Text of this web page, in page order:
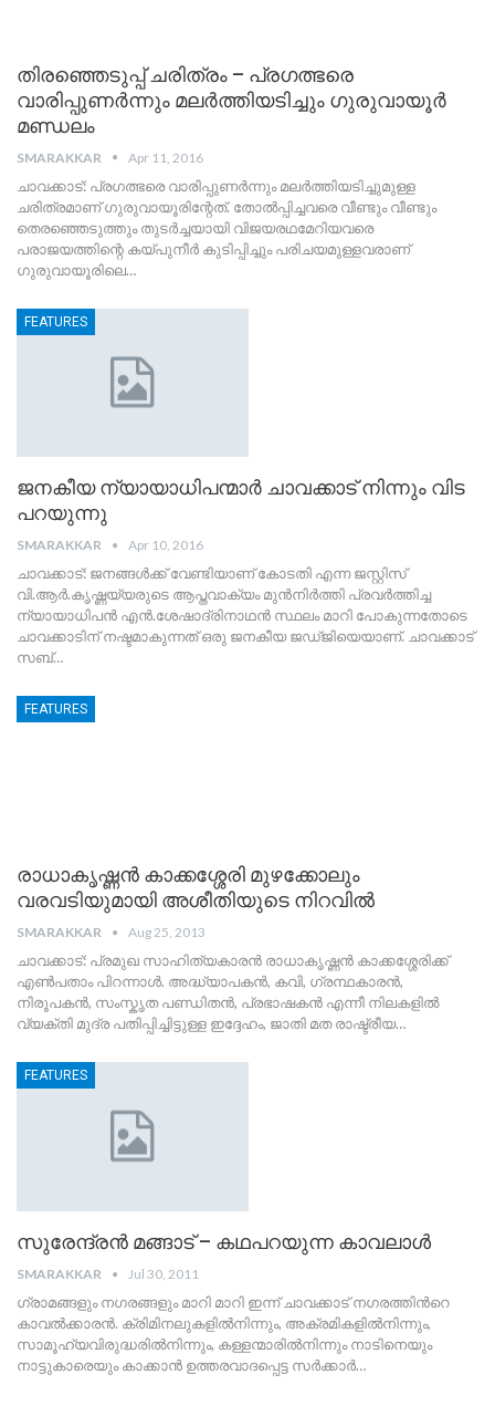
തിരഞ്ഞെടുപ്പ് ചരിത്രം – പ്രഗത്ഭരെ
വാരിപ്പുണര്‍ന്നും മലര്‍ത്തിയടിച്ചും ഗുരുവായൂര്‍
മണ്ഡലം
SMARAKKAR Apr 11, 2016
ചാവക്കാട്: പ്രഗത്ഭരെ വാരിപ്പുണര്‍ന്നും മലര്‍ത്തിയടിച്ചുമുള്ള
ചരിത്രമാണ് ഗുരുവായൂരിന്റേത്. തോല്‍പ്പിച്ചവരെ വീണ്ടും വീണ്ടും
തെരഞ്ഞെടുത്തും തുടര്‍ച്ചയായി വിജയരഥമേറിയവരെ
പരാജയത്തിന്റെ കയ്പുനീര്‍ കുടിപ്പിച്ചും പരിചയമുള്ളവരാണ്
ഗുരുവായൂരിലെ…
FEATURES
ജനകീയ ന്യായാധിപന്മാര്‍ ചാവക്കാട് നിന്നും വിട
പറയുന്നു
SMARAKKAR Apr 10, 2016
ചാവക്കാട്: ജനങ്ങള്‍ക്ക് വേണ്ടിയാണ് കോടതി എന്ന ജസ്റ്റിസ്
വി.ആര്‍.കൃഷ്ണയ്യരുടെ ആപ്തവാക്യം മുന്‍നിര്‍ത്തി പ്രവര്‍ത്തിച്ച
ന്യായാധിപന്‍ എന്‍.ശേഷാദ്രിനാഥന്‍ സ്ഥലം മാറി പോകുന്നതോടെ
ചാവക്കാടിന് നഷ്ടമാകുന്നത് ഒരു ജനകീയ ജഡ്ജിയെയാണ്. ചാവക്കാട്
സബ്…
FEATURES
രാധാകൃഷ്ണന്‍ കാക്കശ്ശേരി മുഴക്കോലും
വരവടിയുമായി അശീതിയുടെ നിറവില്‍
SMARAKKAR Aug 25, 2013
ചാവക്കാട്‌: പ്രമുഖ സാഹിത്യകാരന്‍ രാധാകൃഷ്ണന്‍ കാക്കശ്ശേരിക്ക്
എണ്‍പതാം പിറന്നാള്‍. അദ്ധ്യാപകന്‍, കവി, ഗ്രന്ഥകാരന്‍,
നിരൂപകന്‍, സംസ്കൃത പണ്ഡിതന്‍, പ്രഭാഷകന്‍ എന്നീ നിലകളില്‍
വ്യക്തി മുദ്ര പതിപ്പിച്ചിട്ടുള്ള ഇദ്ദേഹം, ജാതി മത രാഷ്ട്രീയ…
FEATURES
സുരേന്ദ്രന്‍ മങ്ങാട്‌ – കഥപറയുന്ന കാവലാള്‍
SMARAKKAR Jul 30, 2011
ഗ്രാമങ്ങളും നഗരങ്ങളും മാറി മാറി ഇന്ന്‍ ചാവക്കാട് നഗരത്തിന്‍റെ
കാവല്‍ക്കാരന്‍. ക്രിമിനലുകളില്‍നിന്നും, അക്രമികളില്‍നിന്നും,
സാമൂഹ്യവിരുദ്ധരില്‍നിന്നും, കള്ളന്മാരില്‍നിന്നും നാടിനെയും
നാട്ടുകാരെയും കാക്കാന്‍ ഉത്തരവാദപ്പെട്ട സര്‍ക്കാര്‍…